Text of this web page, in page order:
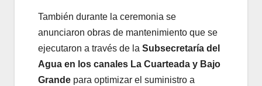
También durante la ceremonia se
anunciaron obras de mantenimiento que se
ejecutaron a través de la Subsecretaría del
Agua en los canales La Cuarteada y Bajo
Grande para optimizar el suministro a